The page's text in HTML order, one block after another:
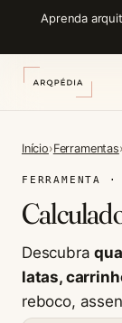
Aprenda
Início›Ferramentas›
FERRAMENTA
Descubra
latas,
reboco,